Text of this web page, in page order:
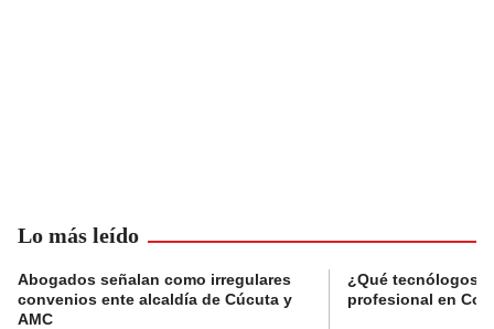
Lo más leído
Abogados señalan como irregulares
convenios ente alcaldía de Cúcuta y
AMC
¿Qué tecnólogos
profesional en